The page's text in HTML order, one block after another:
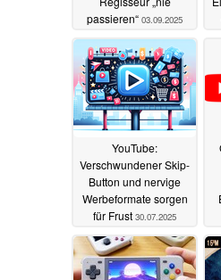
passieren“ 03.09.2025
YouTube:
Verschwundener Skip-
Button und nervige
Werbeformate sorgen
für Frust 30.07.2025